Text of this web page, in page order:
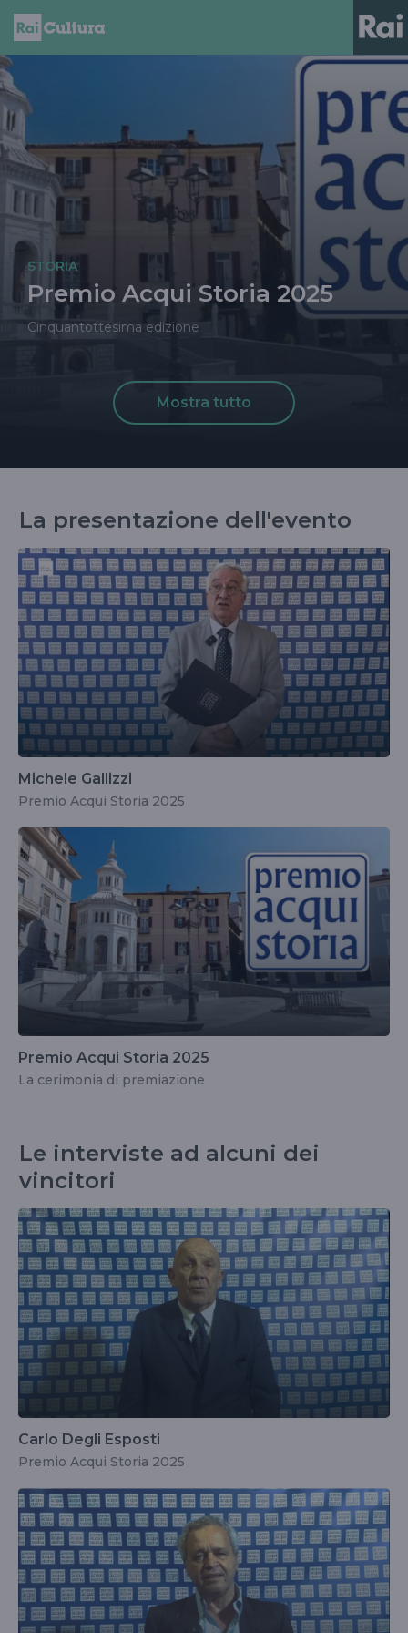
STORIA
Premio Acqui Storia 2025
Cinquantottesima edizione
Mostra tutto
La presentazione dell'evento
Michele Gallizzi
Premio Acqui Storia 2025
Premio Acqui Storia 2025
La cerimonia di premiazione
Le interviste ad alcuni dei
vincitori
Carlo Degli Esposti
Premio Acqui Storia 2025